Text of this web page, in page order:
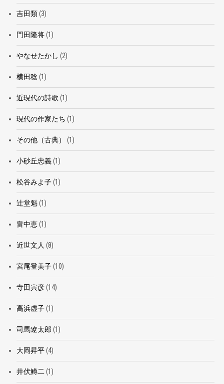
吉田類(3)
門田隆将(1)
やなせたかし (2)
横田稔(1)
近現代の詩歌 (1)
現代の作家たち (1)
その他（古典） (1)
小砂丘忠義(1)
松谷みよ子(1)
辻堂魁(1)
畠中恵(1)
近世文人 (8)
宮尾登美子(10)
寺田寅彦(14)
高浜虚子(1)
司馬遼太郎 (1)
大岡昇平(4)
井伏鱒二 (1)